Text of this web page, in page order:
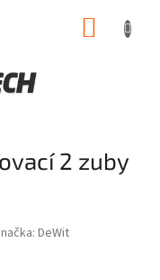
2 zuby
DeWit